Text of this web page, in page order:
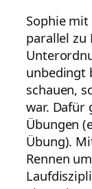
Sophie mit
parallel zu
unbedingt
schauen,
war. Dafür
Übungen
Übung).
Rennen